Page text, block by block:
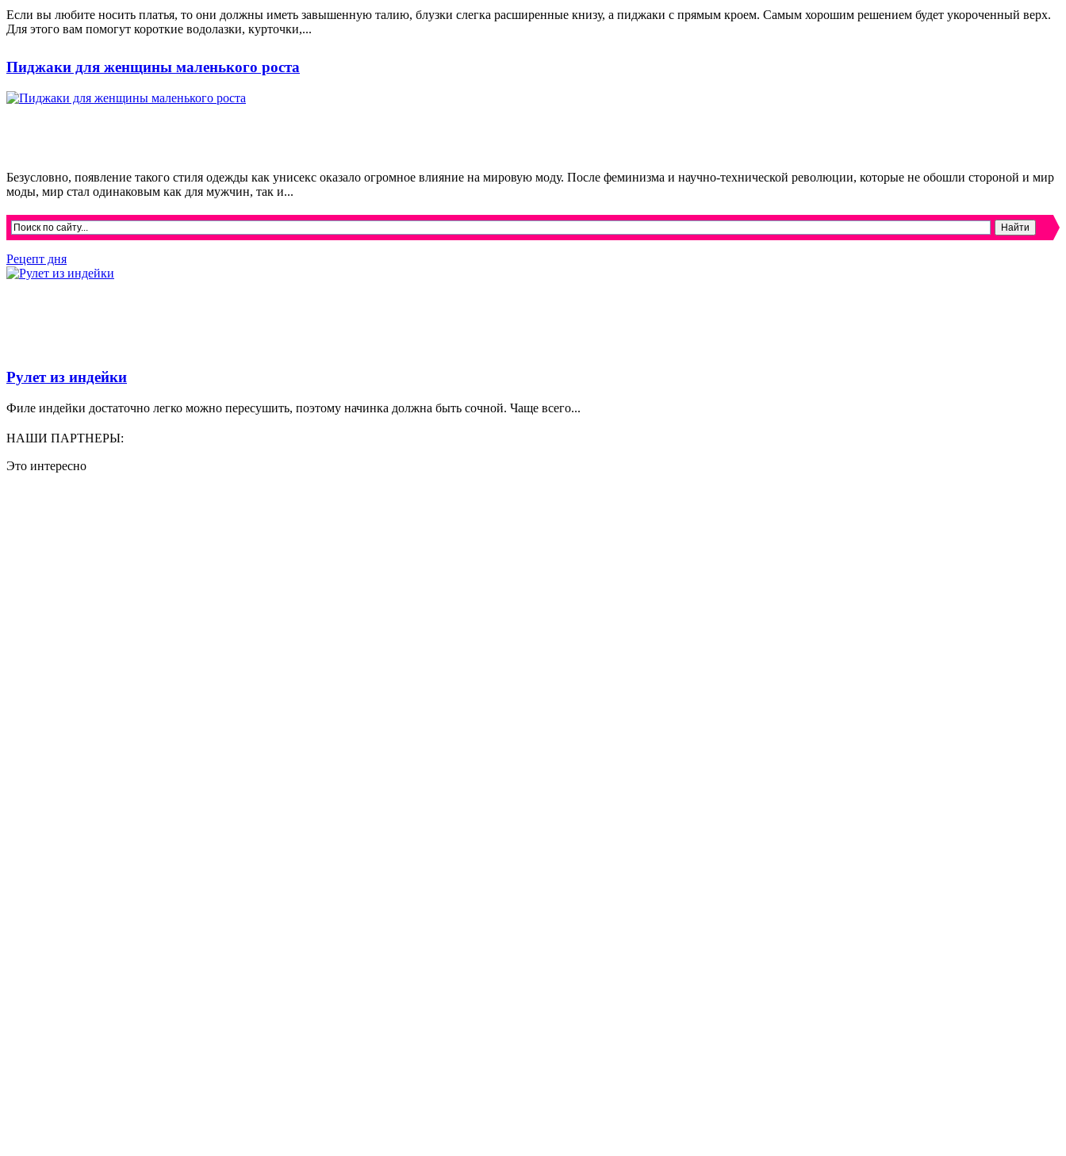
Если вы любите носить платья, то они должны иметь завышенную талию, блузки слегка расширенные книзу, а пиджаки с прямым кроем. Самым хорошим решением будет укороченный верх.
Для этого вам помогут короткие водолазки, курточки,...
Пиджаки для женщины маленького роста
Безусловно, появление такого стиля одежды как унисекс оказало огромное влияние на мировую моду. После феминизма и научно-технической революции, которые не обошли стороной и мир
моды, мир стал одинаковым как для мужчин, так и...
Рецепт дня
Рулет из индейки
Филе индейки достаточно легко можно пересушить, поэтому начинка должна быть сочной. Чаще всего...
НАШИ ПАРТНЕРЫ:
Это интересно